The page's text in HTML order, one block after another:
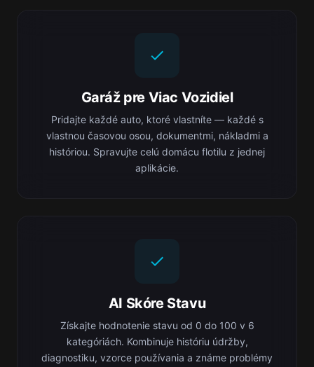
Garáž pre Viac Vozidiel
Pridajte každé auto, ktoré vlastníte — každé s
vlastnou časovou osou, dokumentmi, nákladmi a
históriou. Spravujte celú domácu flotilu z jednej
aplikácie.
AI Skóre Stavu
Získajte hodnotenie stavu od 0 do 100 v 6
kategóriách. Kombinuje históriu údržby,
diagnostiku, vzorce používania a známe problémy